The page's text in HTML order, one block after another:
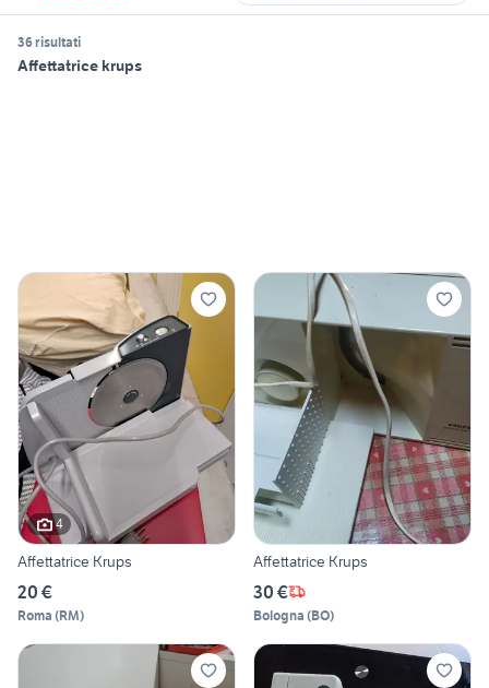
36 risultati
Affettatrice krups
4
Affettatrice Krups
20 €
Roma (RM)
Affettatrice Krups
30 €
Bologna (BO)